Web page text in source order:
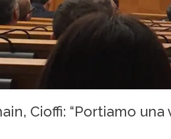
Cioffi: “Portiamo una